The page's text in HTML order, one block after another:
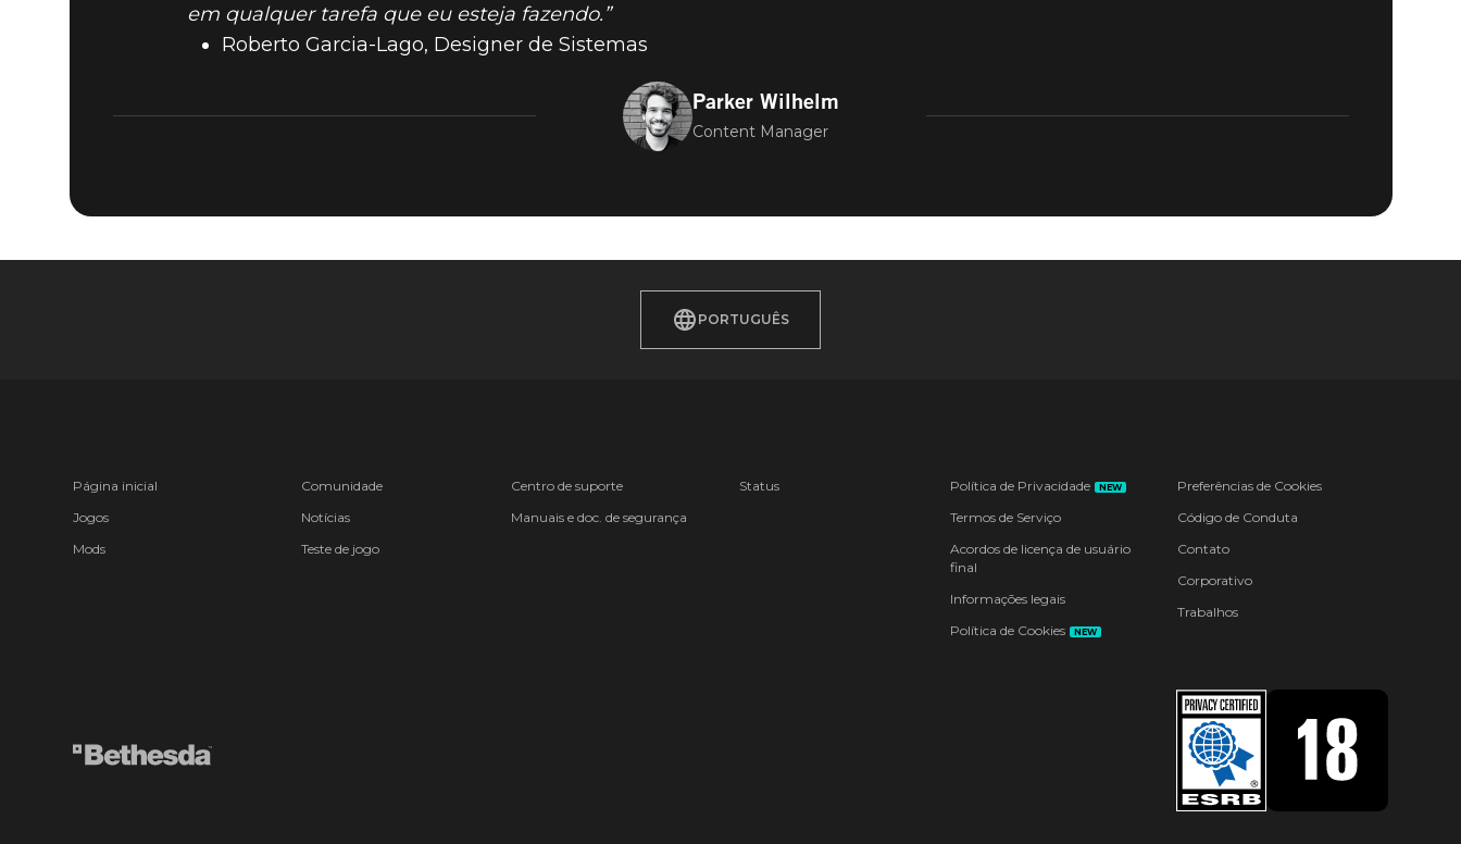
em qualquer tarefa que eu esteja fazendo.”
Roberto Garcia-Lago, Designer de Sistemas
Parker Wilhelm
Content Manager
PORTUGUÊS
Página inicial
Jogos
Mods
Comunidade
Notícias
Teste de jogo
Centro de suporte
Manuais e doc. de segurança
Status Política de Privacidade NEW
Termos de Serviço
Acordos de licença de usuário
final
Informações legais
Política de Cookies
NEW
Preferências de Cookies
Código de Conduta
Contato
Corporativo
Trabalhos